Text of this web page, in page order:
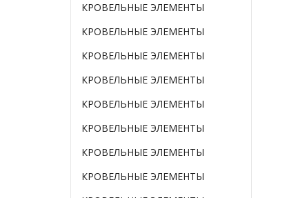
КРОВЕЛЬНЫЕ ЭЛЕМЕНТЫ
КРОВЕЛЬНЫЕ ЭЛЕМЕНТЫ
КРОВЕЛЬНЫЕ ЭЛЕМЕНТЫ
КРОВЕЛЬНЫЕ ЭЛЕМЕНТЫ
КРОВЕЛЬНЫЕ ЭЛЕМЕНТЫ
КРОВЕЛЬНЫЕ ЭЛЕМЕНТЫ
КРОВЕЛЬНЫЕ ЭЛЕМЕНТЫ
КРОВЕЛЬНЫЕ ЭЛЕМЕНТЫ